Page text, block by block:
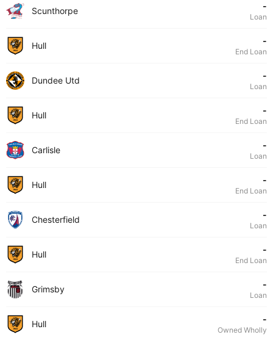
Scunthorpe -
Loan
Hull -
End Loan
Dundee Utd -
Loan
Hull -
End Loan
Carlisle -
Loan
Hull -
End Loan
Chesterfield -
Loan
Hull -
End Loan
Grimsby -
Loan
Hull -
Owned Wholly